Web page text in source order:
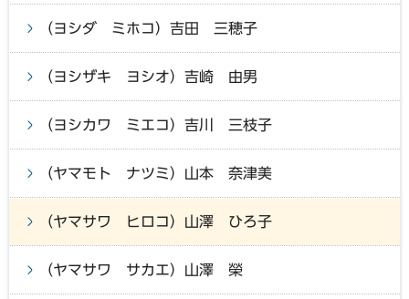
（ヨシダ ミホコ）吉田 三穂子
（ヨシザキ ヨシオ）吉崎 由男
（ヨシカワ ミエコ）吉川 三枝子
（ヤマモト ナツミ）山本 奈津美
（ヤマサワ ヒロコ）山澤 ひろ子
（ヤマサワ サカエ）山澤 榮